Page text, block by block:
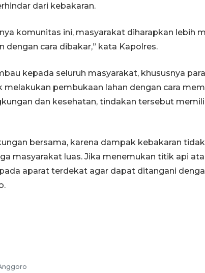
dari kebakaran.
komunitas ini, masyarakat diharapkan lebih
dengan cara dibakar,” kata Kapolres.
kepada seluruh masyarakat, khususnya
melakukan pembukaan lahan dengan cara
dan kesehatan, tindakan tersebut
bersama, karena dampak kebakaran
masyarakat luas. Jika menemukan titik api
aparat terdekat agar dapat ditangani
FOTO - Arus
Sabang
2 Juni 2026 10:33